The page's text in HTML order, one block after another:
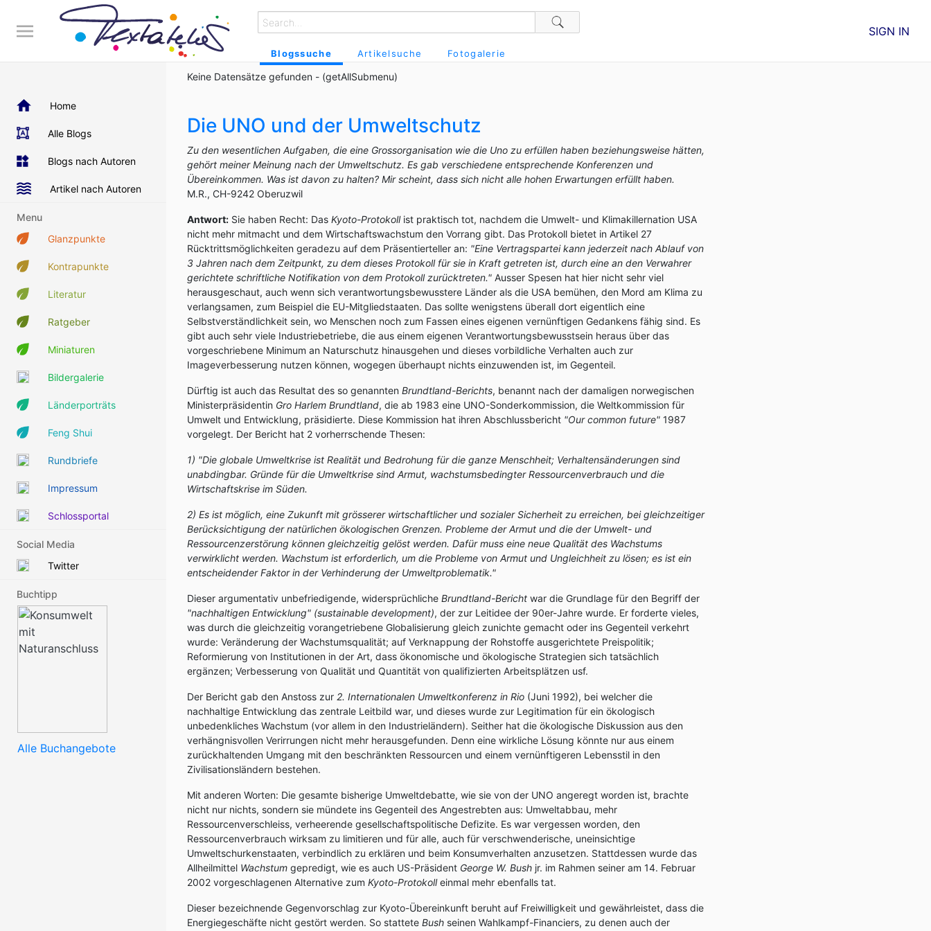
Blogssuche Artikelsuche Fotogalerie
SIGN IN
Home
Alle Blogs
Blogs nach Autoren
Artikel nach Autoren
Menu
Glanzpunkte
Kontrapunkte
Literatur
Ratgeber
Miniaturen
Bildergalerie
Länderporträts
Feng Shui
Rundbriefe
Impressum
Schlossportal
Social Media
Twitter
Buchtipp
Alle Buchangebote
Keine Datensätze gefunden - (getAllSubmenu)
Die UNO und der Umweltschutz
Zu den wesentlichen Aufgaben, die eine Grossorganisation wie die Uno zu erfüllen haben beziehungsweise hätten,
gehört meiner Meinung nach der Umweltschutz. Es gab verschiedene entsprechende Konferenzen und
Übereinkommen. Was ist davon zu halten? Mir scheint, dass sich nicht alle hohen Erwartungen erfüllt haben.
M.R., CH-9242 Oberuzwil
Antwort: Sie haben Recht: Das Kyoto-Protokollist praktisch tot, nachdem die Umwelt- und Klimakillernation USA
nicht mehr mitmacht und dem Wirtschaftswachstum den Vorrang gibt. Das Protokoll bietet in Artikel 27
Rücktrittsmöglichkeiten geradezu auf dem Präsentierteller an: "Eine Vertragspartei kann jederzeit nach Ablauf von
3 Jahren nach dem Zeitpunkt, zu dem dieses Protokoll für sie in Kraft getreten ist, durch eine an den Verwahrer
gerichtete schriftliche Notifikation von dem Protokoll zurücktreten." Ausser Spesen hat hier nicht sehr viel
herausgeschaut, auch wenn sich verantwortungsbewusstere Länder als die USA bemühen, den Mord am Klima zu
verlangsamen, zum Beispiel die EU-Mitgliedstaaten. Das sollte wenigstens überall dort eigentlich eine
Selbstverständlichkeit sein, wo Menschen noch zum Fassen eines eigenen vernünftigen Gedankens fähig sind. Es
gibt auch sehr viele Industriebetriebe, die aus einem eigenen Verantwortungsbewusstsein heraus über das
vorgeschriebene Minimum an Naturschutz hinausgehen und dieses vorbildliche Verhalten auch zur
Imageverbesserung nutzen können, wogegen überhaupt nichts einzuwenden ist, im Gegenteil.
Dürftig ist auch das Resultat des so genannten Brundtland-Berichts, benannt nach der damaligen norwegischen
Ministerpräsidentin Gro Harlem Brundtland, die ab 1983 eine UNO-Sonderkommission, die Weltkommission für
Umwelt und Entwicklung, präsidierte. Diese Kommission hat ihren Abschlussbericht "Our common future" 1987
vorgelegt. Der Bericht hat 2 vorherrschende Thesen:
1) "Die globale Umweltkrise ist Realität und Bedrohung für die ganze Menschheit; Verhaltensänderungen sind
unabdingbar. Gründe für die Umweltkrise sind Armut, wachstumsbedingter Ressourcenverbrauch und die
Wirtschaftskrise im Süden.
2) Es ist möglich, eine Zukunft mit grösserer wirtschaftlicher und sozialer Sicherheit zu erreichen, bei gleichzeitiger
Berücksichtigung der natürlichen ökologischen Grenzen. Probleme der Armut und die der Umwelt- und
Ressourcenzerstörung können gleichzeitig gelöst werden. Dafür muss eine neue Qualität des Wachstums
verwirklicht werden. Wachstum ist erforderlich, um die Probleme von Armut und Ungleichheit zu lösen; es ist ein
entscheidender Faktor in der Verhinderung der Umweltproblematik."
Dieser argumentativ unbefriedigende, widersprüchliche Brundtland-Bericht war die Grundlage für den Begriff der
"nachhaltigen Entwicklung" (sustainable development), der zur Leitidee der 90er-Jahre wurde. Er forderte vieles,
was durch die gleichzeitig vorangetriebene Globalisierung gleich zunichte gemacht oder ins Gegenteil verkehrt
wurde: Veränderung der Wachstumsqualität; auf Verknappung der Rohstoffe ausgerichtete Preispolitik;
Reformierung von Institutionen in der Art, dass ökonomische und ökologische Strategien sich tatsächlich
ergänzen; Verbesserung von Qualität und Quantität von qualifizierten Arbeitsplätzen usf.
Der Bericht gab den Anstoss zur 2. Internationalen Umweltkonferenz in Rio (Juni 1992), bei welcher die
nachhaltige Entwicklung das zentrale Leitbild war, und dieses wurde zur Legitimation für ein ökologisch
unbedenkliches Wachstum (vor allem in den Industrieländern). Seither hat die ökologische Diskussion aus den
verhängnisvollen Verirrungen nicht mehr herausgefunden. Denn eine wirkliche Lösung könnte nur aus einem
zurückhaltenden Umgang mit den beschränkten Ressourcen und einem vernünftigeren Lebensstil in den
Zivilisationsländern bestehen.
Mit anderen Worten: Die gesamte bisherige Umweltdebatte, wie sie von der UNO angeregt worden ist, brachte
nicht nur nichts, sondern sie mündete ins Gegenteil des Angestrebten aus: Umweltabbau, mehr
Ressourcenverschleiss, verheerende gesellschaftspolitische Defizite. Es war vergessen worden, den
Ressourcenverbrauch wirksam zu limitieren und für alle, auch für verschwenderische, uneinsichtige
Umweltschurkenstaaten, verbindlich zu erklären und beim Konsumverhalten anzusetzen. Stattdessen wurde das
Allheilmittel Wachstum gepredigt, wie es auch US-Präsident George W. Bush jr. im Rahmen seiner am 14. Februar
2002 vorgeschlagenen Alternative zum Kyoto-Protokolleinmal mehr ebenfalls tat.
Dieser bezeichnende Gegenvorschlag zur Kyoto-Übereinkunft beruht auf Freiwilligkeit und gewährleistet, dass die
Energiegeschäfte nicht gestört werden. So stattete Bush seinen Wahlkampf-Financiers, zu denen auch der